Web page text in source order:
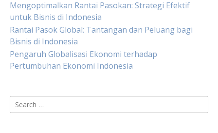
Mengoptimalkan Rantai Pasokan: Strategi Efektif
untuk Bisnis di Indonesia
Rantai Pasok Global: Tantangan dan Peluang bagi
Bisnis di Indonesia
Pengaruh Globalisasi Ekonomi terhadap
Pertumbuhan Ekonomi Indonesia
Search
for: